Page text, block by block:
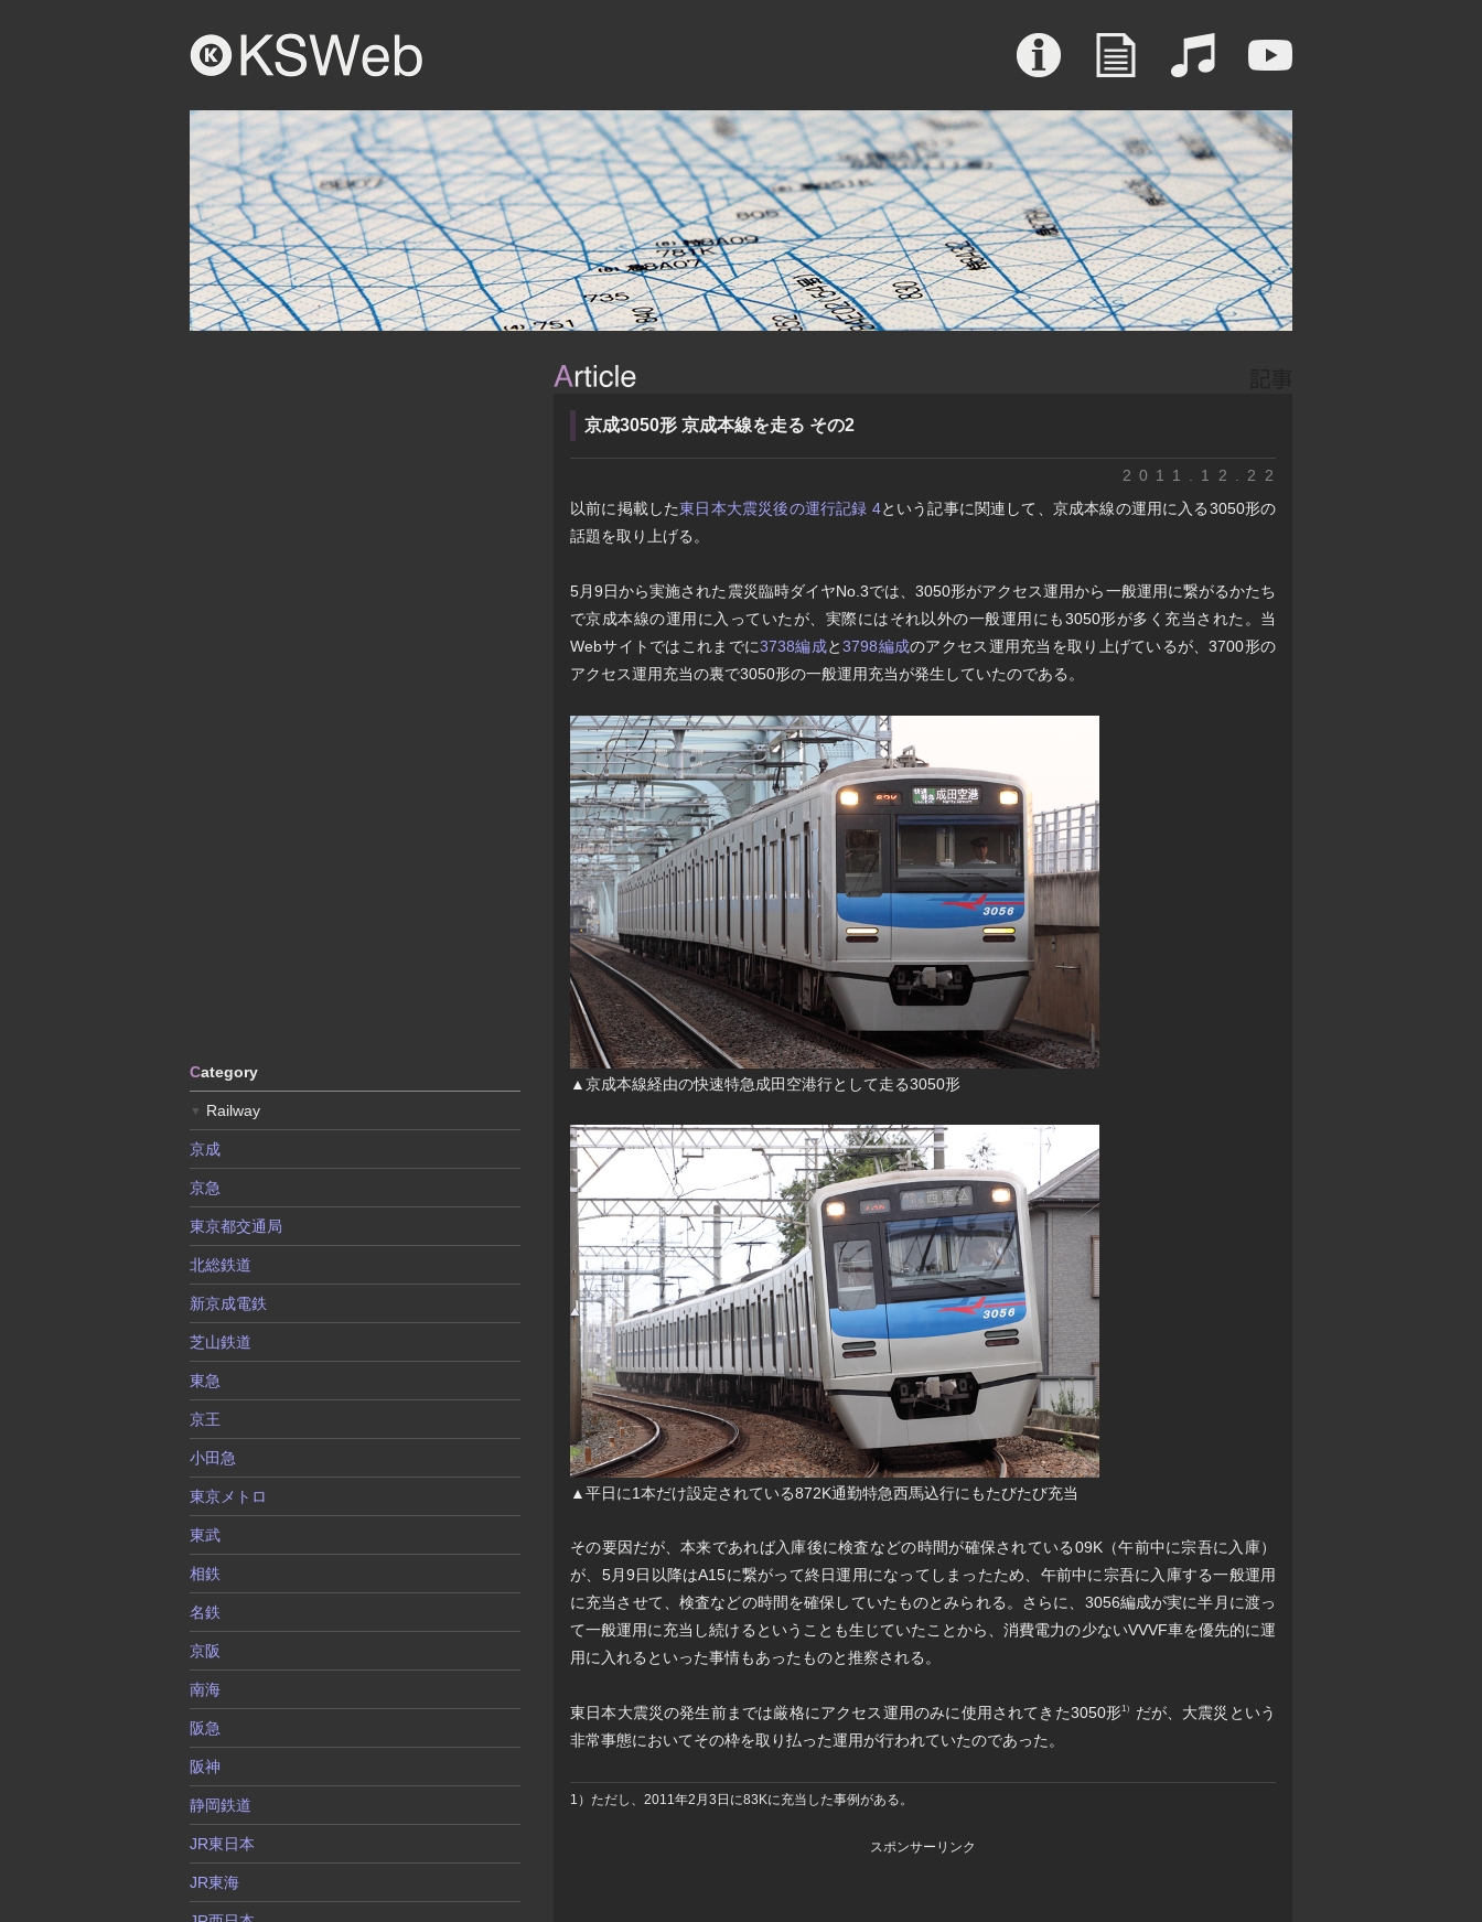
京成3050形 京成本線を走る その2
2011.12.22
以前に掲載した東日本大震災後の運行記録 4という記事に関連して、京成本線の運用に入る3050形の
話題を取り上げる。
5月9日から実施された震災臨時ダイヤNo.3では、3050形がアクセス運用から一般運用に繋がるかたち
で京成本線の運用に入っていたが、実際にはそれ以外の一般運用にも3050形が多く充当された。当
Webサイトではこれまでに3738編成と3798編成のアクセス運用充当を取り上げているが、3700形の
アクセス運用充当の裏で3050形の一般運用充当が発生していたのである。
▲京成本線経由の快速特急成田空港行として走る3050形
▲平日に1本だけ設定されている872K通勤特急西馬込行にもたびたび充当
その要因だが、本来であれば入庫後に検査などの時間が確保されている09K（午前中に宗吾に入庫）
が、5月9日以降はA15に繋がって終日運用になってしまったため、午前中に宗吾に入庫する一般運用
に充当させて、検査などの時間を確保していたものとみられる。さらに、3056編成が実に半月に渡っ
て一般運用に充当し続けるということも生じていたことから、消費電力の少ないVVVF車を優先的に運
用に入れるといった事情もあったものと推察される。
東日本大震災の発生前までは厳格にアクセス運用のみに使用されてきた3050形1）
だが、大震災という
非常事態においてその枠を取り払った運用が行われていたのであった。
1）ただし、2011年2月3日に83Kに充当した事例がある。
スポンサーリンク
Category
▼ Railway
京成
京急
東京都交通局
北総鉄道
新京成電鉄
芝山鉄道
東急
京王
小田急
東京メトロ
東武
相鉄
名鉄
京阪
南海
阪急
阪神
静岡鉄道
JR東日本
JR東海